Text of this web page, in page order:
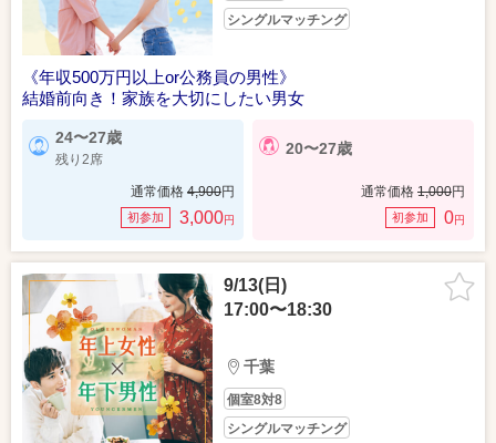
シングルマッチング
《年収500万円以上or公務員の男性》
結婚前向き！家族を大切にしたい男女
24〜27歳
残り2席
通常価格 4,900円
初参加 3,000円
20〜27歳
通常価格 1,000円
初参加 0円
9/13(日)
17:00〜18:30
千葉
個室8対8
シングルマッチング